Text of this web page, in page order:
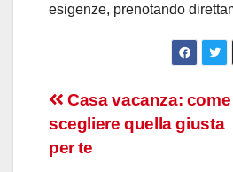
esigenze, prenotando
Navigazione
articoli
Casa vacanza: come
scegliere quella giusta
per te